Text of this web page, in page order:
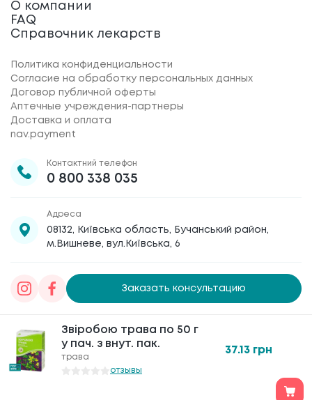
Звіробою трава по 50 г
у пач. з внут. пак.
трава
отзывы
37.13 грн
Звіробою трава по 50 г
у пач. з внут. пак.
трава
отзывы
37.13 грн
О компании
FAQ
Справочник лекарств
Политика конфиденциальности
Согласие на обработку персональных данных
Договор публичной оферты
Аптечные учреждения-партнеры
Доставка и оплата
nav.payment
Контактний телефон
0 800 338 035
Адреса
08132, Київська область, Бучанський район,
м.Вишневе, вул.Київська, 6
Заказать консультацию
Товариство з обмеженою відповідальністю
«Галафарм», код ЄДРПОУ 30886474 © 2020-2026